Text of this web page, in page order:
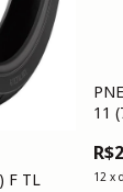
F TL
11
12 x